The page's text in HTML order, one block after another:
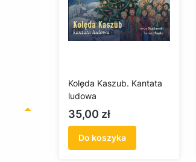
Kolęda Kaszub. Kantata
ludowa
Cena
35,00 zł
Do koszyka